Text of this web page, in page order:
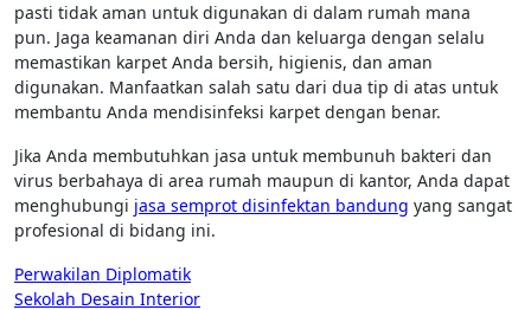
pasti tidak aman untuk digunakan di dalam rumah mana
pun. Jaga keamanan diri Anda dan keluarga dengan selalu
memastikan karpet Anda bersih, higienis, dan aman
digunakan. Manfaatkan salah satu dari dua tip di atas untuk
membantu Anda mendisinfeksi karpet dengan benar.
Jika Anda membutuhkan jasa untuk membunuh bakteri dan
virus berbahaya di area rumah maupun di kantor, Anda dapat
menghubungi jasa semprot disinfektan bandung yang sangat
profesional di bidang ini.
Post
Perwakilan Diplomatik
Sekolah Desain Interior